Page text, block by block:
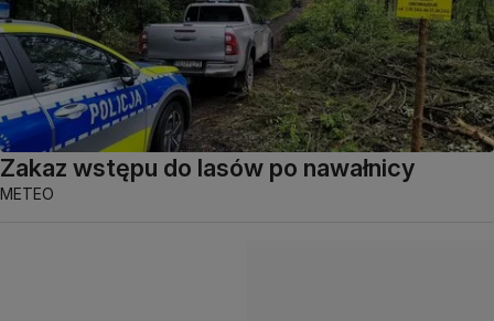
Zakaz wstępu do lasów po nawałnicy
METEO